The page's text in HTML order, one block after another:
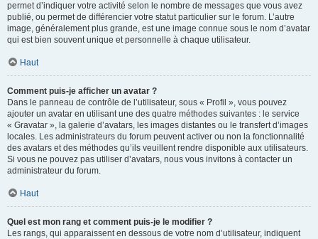
permet d’indiquer votre activité selon le nombre de messages que vous avez
publié, ou permet de différencier votre statut particulier sur le forum. L’autre
image, généralement plus grande, est une image connue sous le nom d’avatar
qui est bien souvent unique et personnelle à chaque utilisateur.
Haut
Comment puis-je afficher un avatar ?
Dans le panneau de contrôle de l’utilisateur, sous « Profil », vous pouvez
ajouter un avatar en utilisant une des quatre méthodes suivantes : le service
« Gravatar », la galerie d’avatars, les images distantes ou le transfert d’images
locales. Les administrateurs du forum peuvent activer ou non la fonctionnalité
des avatars et des méthodes qu’ils veuillent rendre disponible aux utilisateurs.
Si vous ne pouvez pas utiliser d’avatars, nous vous invitons à contacter un
administrateur du forum.
Haut
Quel est mon rang et comment puis-je le modifier ?
Les rangs, qui apparaissent en dessous de votre nom d’utilisateur, indiquent